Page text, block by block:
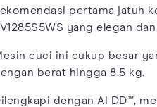
pertama jatuh
yang elegan
cuci ini cukup besar
berat hingga 8.5 kg.
dengan AI DD™,